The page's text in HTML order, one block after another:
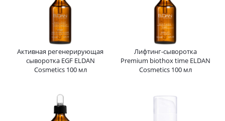
Активная регенерирующая
сыворотка EGF ELDAN
Cosmetics 100 мл
Лифтинг-сыворотка
Premium biothox time ELDAN
Cosmetics 100 мл